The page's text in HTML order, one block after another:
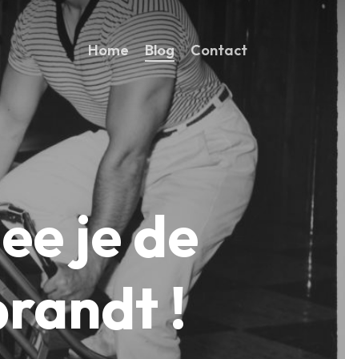
Home Blog Contact
je de
!